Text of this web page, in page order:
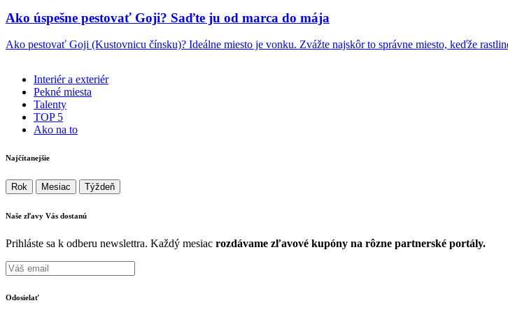
Ako úspešne pestovať Goji? Saďte ju od marca do mája
Ako pestovať Goji (Kustovnicu čínsku)? Ideálne miesto je vonku. Zvážte najskôr to správne miesto, keďže
Interiér a exteriér
Pekné miesta
Talenty
TOP 5
Ako na to
Najčítanejšie
Rok Mesiac Týždeň
Naše zľavy Vás dostanú
Prihláste sa k odberu newslettra. Každý mesiac rozdávame zľavové kupóny na rôzne partnerské portály.
Odosielať